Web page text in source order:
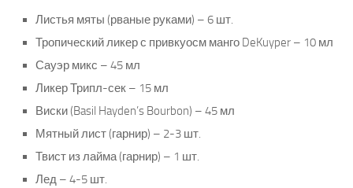
Листья мяты (рваные руками) – 6 шт.
Тропический ликер с привкуосм манго DeKuyper – 10 мл
Сауэр микс – 45 мл
Ликер Трипл-сек – 15 мл
Виски (Basil Hayden’s Bourbon) – 45 мл
Мятный лист (гарнир) – 2-3 шт.
Твист из лайма (гарнир) – 1 шт.
Лед – 4-5 шт.